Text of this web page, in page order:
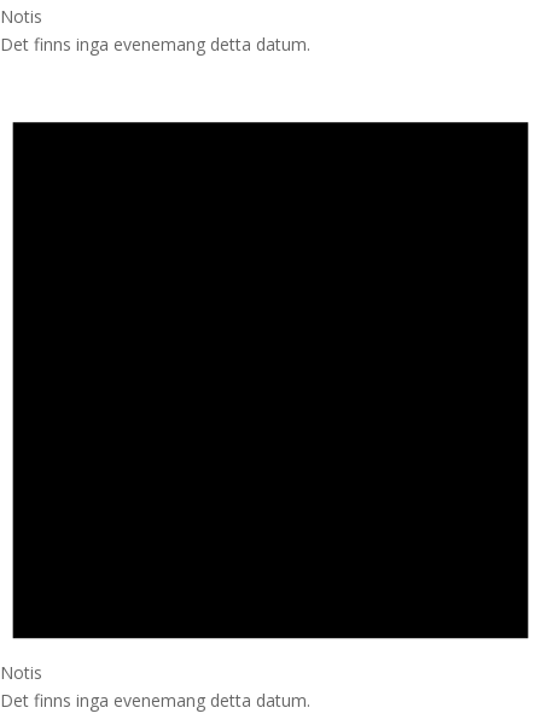
Notis
Det finns inga evenemang detta datum.
Notis
Det finns inga evenemang detta datum.